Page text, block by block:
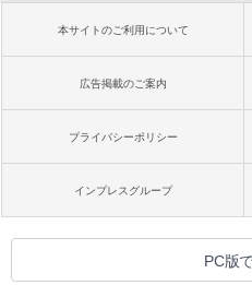
本サイトのご利用について
広告掲載のご案内
プライバシーポリシー
インプレスグループ
PC版